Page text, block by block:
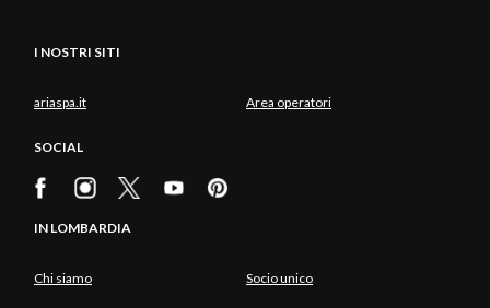
I NOSTRI SITI
ariaspa.it Area operatori
SOCIAL
IN LOMBARDIA
Chi siamo Socio unico